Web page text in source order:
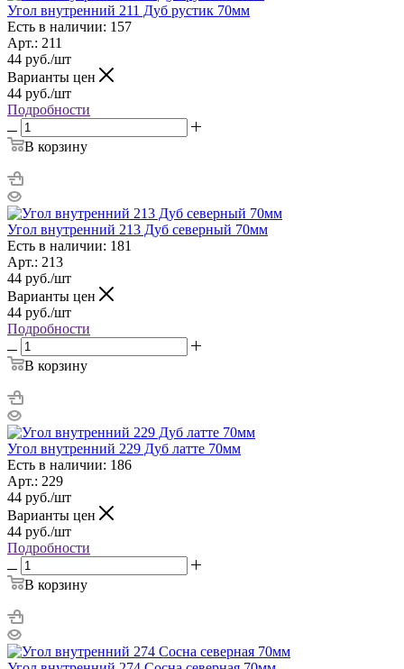
Угол внутренний 211 Дуб рустик 70мм
Есть в наличии: 157
Арт.: 211
44 руб./шт
Варианты цен
44 руб./шт
Подробности
В корзину
Угол внутренний 213 Дуб северный 70мм
Есть в наличии: 181
Арт.: 213
44 руб./шт
Варианты цен
44 руб./шт
Подробности
В корзину
Угол внутренний 229 Дуб латте 70мм
Есть в наличии: 186
Арт.: 229
44 руб./шт
Варианты цен
44 руб./шт
Подробности
В корзину